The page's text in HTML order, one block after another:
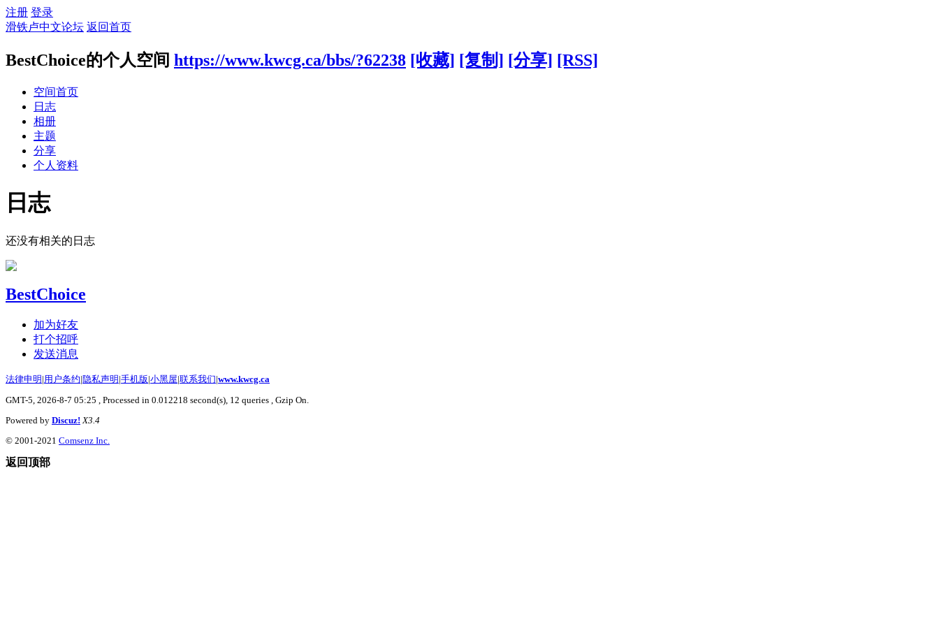
注册 登录
滑铁卢中文论坛 返回首页
BestChoice的个人空间 https://www.kwcg.ca/bbs/?62238 [收藏] [复制] [分享] [RSS]
空间首页
日志
相册
主题
分享
个人资料
日志
还没有相关的日志
BestChoice
加为好友
打个招呼
发送消息
法律申明|用户条约|隐私声明|手机版|小黑屋|联系我们|www.kwcg.ca
GMT-5, 2026-8-7 05:25 , Processed in 0.012218 second(s), 12 queries , Gzip On.
Powered by Discuz! X3.4
© 2001-2021 Comsenz Inc.
返回顶部